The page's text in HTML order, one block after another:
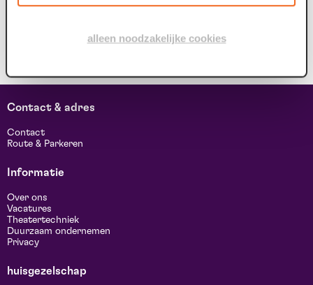
alleen noodzakelijke cookies
Contact & adres
Contact
Route & Parkeren
Informatie
Over ons
Vacatures
Theatertechniek
Duurzaam ondernemen
Privacy
huisgezelschap